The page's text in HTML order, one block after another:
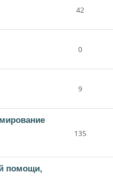
42
0
9
135
помощи,